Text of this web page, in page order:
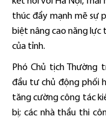
thúc đẩy mạnh mẽ sự
biệt nâng cao năng lực
của tỉnh.
Phó Chủ tịch Thường
đầu tư chủ động phối
tăng cường công tác
bị; các nhà thầu thi